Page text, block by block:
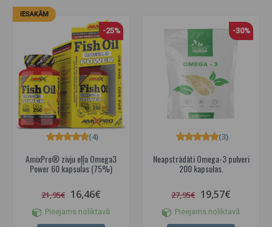
IESAKĀM
-25%
AmixPro® zivju eļļa Omega3
Power 60 kapsulas (75%)
(4)
21,95€ 16,46€
Pieejams noliktavā
-30%
Neapstrādāti Omega-3 pulveri
200 kapsulas.
(3)
27,95€ 19,57€
Pieejams noliktavā